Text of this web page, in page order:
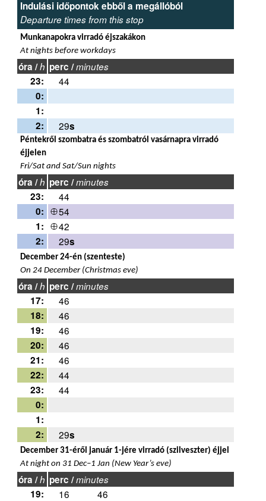
Indulási időpontok ebből a megállóból
Departure times from this stop
Munkanapokra virradó éjszakákon
At nights before workdays
óra /h perc /minutes
23:
44
0:
1:
2:
29s
Péntekről szombatra és szombatról vasárnapra virradó
éjjelen
Fri/Sat and Sat/Sun nights
óra /h perc /minutes
23:
44
0:
54
1:
42
2:
29s
December 24-én (szenteste)
On 24 December (Christmas eve)
óra /h perc /minutes
17:
46
18:
46
19:
46
20:
46
21:
46
22:
44
23:
44
0:
1:
2:
29s
December 31-éről január 1-jére virradó (szilveszter) éjjel
At night on 31 Dec–1 Jan (New Year’s eve)
óra /h perc /minutes
19: 16
46